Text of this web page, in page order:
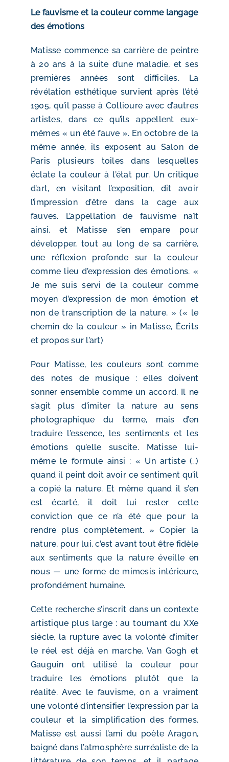
Le fauvisme et la couleur comme langage
des émotions
Matisse commence sa carrière de peintre
à 20 ans à la suite d’une maladie, et ses
premières années sont difficiles. La
révélation esthétique survient après l’été
1905, qu’il passe à Collioure avec d’autres
artistes, dans ce qu’ils appellent eux-
mêmes « un été fauve ». En octobre de la
même année, ils exposent au Salon de
Paris plusieurs toiles dans lesquelles
éclate la couleur à l’état pur. Un critique
d’art, en visitant l’exposition, dit avoir
l’impression d’être dans la cage aux
fauves. L’appellation de fauvisme naît
ainsi, et Matisse s’en empare pour
développer, tout au long de sa carrière,
une réflexion profonde sur la couleur
comme lieu d’expression des émotions. «
Je me suis servi de la couleur comme
moyen d’expression de mon émotion et
non de transcription de la nature. » (« le
chemin de la couleur » in Matisse, Écrits
et propos sur l’art)
Pour Matisse, les couleurs sont comme
des notes de musique : elles doivent
sonner ensemble comme un accord. Il ne
s’agit plus d’imiter la nature au sens
photographique du terme, mais d’en
traduire l’essence, les sentiments et les
émotions qu’elle suscite. Matisse lui-
même le formule ainsi : « Un artiste (..)
quand il peint doit avoir ce sentiment qu’il
a copié la nature. Et même quand il s’en
est écarté, il doit lui rester cette
conviction que ce n’a été que pour la
rendre plus complètement. » Copier la
nature, pour lui, c’est avant tout être fidèle
aux sentiments que la nature éveille en
nous — une forme de mimesis intérieure,
profondément humaine.
Cette recherche s’inscrit dans un contexte
artistique plus large : au tournant du XXe
siècle, la rupture avec la volonté d’imiter
le réel est déjà en marche. Van Gogh et
Gauguin ont utilisé la couleur pour
traduire les émotions plutôt que la
réalité. Avec le fauvisme, on a vraiment
une volonté d’intensifier l’expression par la
couleur et la simplification des formes.
Matisse est aussi l’ami du poète Aragon,
baigné dans l’atmosphère surréaliste de la